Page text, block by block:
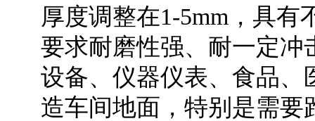
厚度调整在1-5mm，具
要求耐磨性强、耐一定冲
设备、仪器仪表、食品、
造车间地面，特别是需